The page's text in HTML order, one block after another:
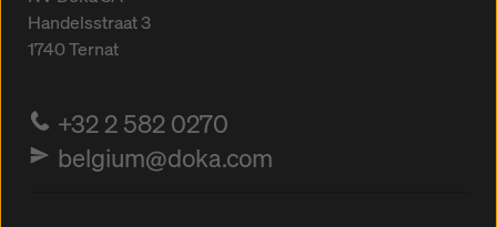
Handelsstraat 3
1740Ternat
+32 2 582 0270
belgium@doka.com